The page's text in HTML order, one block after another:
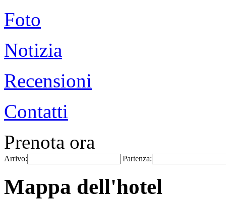
Foto
Notizia
Recensioni
Contatti
Prenota ora
Arrivo: Partenza:
Mappa dell'hotel